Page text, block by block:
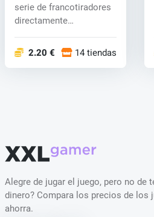
serie de francotiradores
directamente
2.20 € 14 tiendas
Alegre de jugar el juego, pero no de
dinero? Compara los precios de los
ahorra.